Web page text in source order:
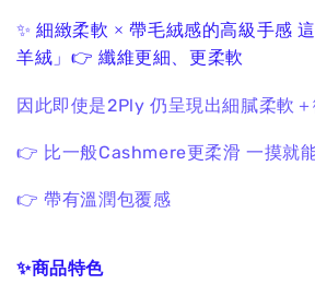
✨ 細緻柔軟 × 帶毛絨感的高級手感
羊絨」👉 纖維更細、更柔軟
因此即使是2Ply 仍呈現出細膩柔軟
👉 比一般Cashmere更柔滑 一摸就
👉 帶有溫潤包覆感
✨商品特色